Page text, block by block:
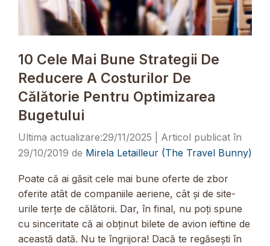
10 Cele Mai Bune Strategii De
Reducere A Costurilor De
Călătorie Pentru Optimizarea
Bugetului
29/11/2025
29/10/2019 de Mirela Letailleur (The Travel Bunny)
Poate că ai găsit cele mai bune oferte de zbor
oferite atât de companiile aeriene, cât și de site-
urile terțe de călătorii. Dar, în final, nu poți spune
cu sinceritate că ai obținut bilete de avion ieftine de
această dată. Nu te îngrijora! Dacă te regăsești în